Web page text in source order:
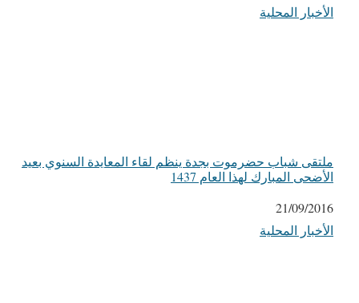
في ما يتعلق بما يأتي
الأخبار المحلية
ملتقى شباب حضرموت بجدة ينظم لقاء المعايدة السنوي بعيد
الأضحى المبارك لهذا العام 1437
التاريخ
21/09/2016
في ما يتعلق بما يأتي
الأخبار المحلية